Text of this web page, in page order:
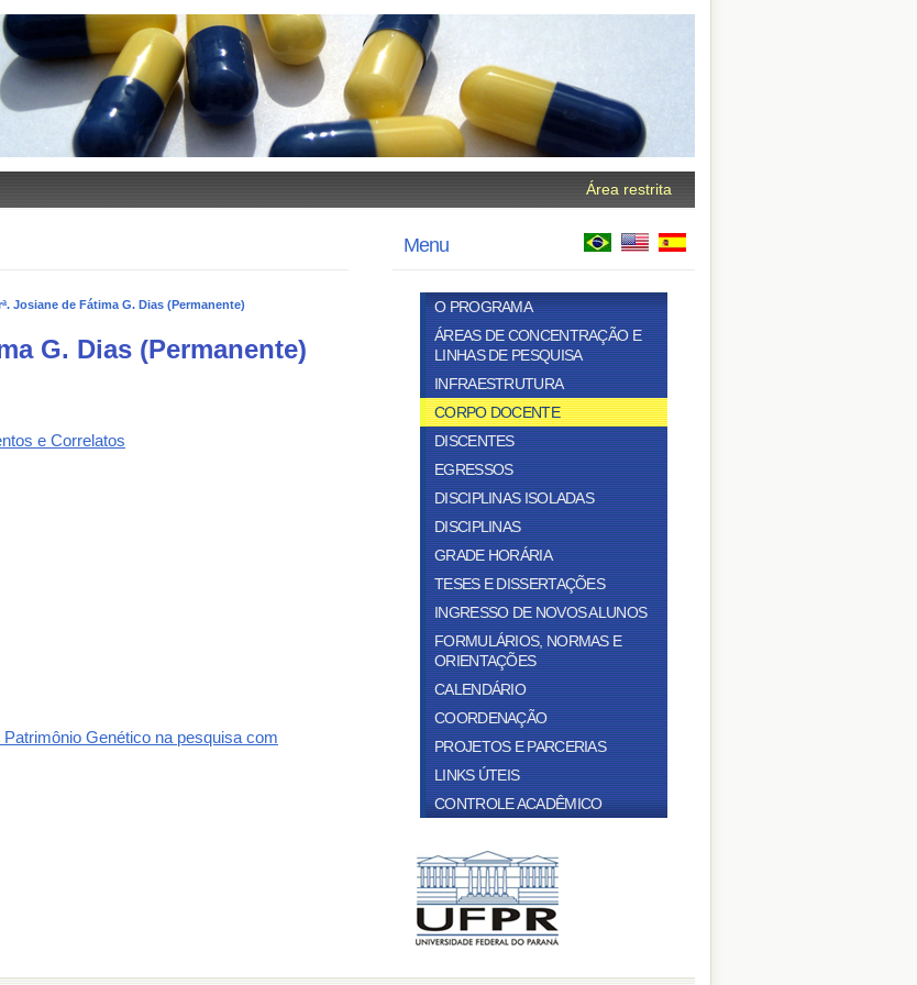
Área restrita
Josiane de Fátima G. Dias (Permanente)
G. Dias (Permanente)
e Correlatos
Genético na pesquisa com
Menu
O PROGRAMA
ÁREAS DE CONCENTRAÇÃO E
LINHAS DE PESQUISA
INFRAESTRUTURA
CORPO DOCENTE
DISCENTES
EGRESSOS
DISCIPLINAS ISOLADAS
DISCIPLINAS
GRADE HORÁRIA
TESES E DISSERTAÇÕES
INGRESSO DE NOVOS ALUNOS
FORMULÁRIOS, NORMAS E
ORIENTAÇÕES
CALENDÁRIO
COORDENAÇÃO
PROJETOS E PARCERIAS
LINKS ÚTEIS
CONTROLE ACADÊMICO